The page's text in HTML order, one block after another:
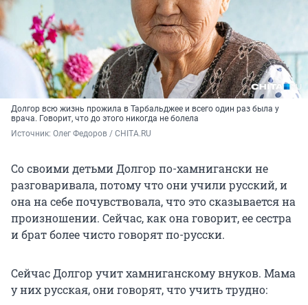
Долгор всю жизнь прожила в Тарбальджее и всего один раз была у
врача. Говорит, что до этого никогда не болела
Источник: Олег Федоров / CHITA.RU
Со своими детьми Долгор по-хамнигански не
разговаривала, потому что они учили русский, и
она на себе почувствовала, что это сказывается на
произношении. Сейчас, как она говорит, ее сестра
и брат более чисто говорят по-русски.
Сейчас Долгор учит хамниганскому внуков. Мама
у них русская, они говорят, что учить трудно: